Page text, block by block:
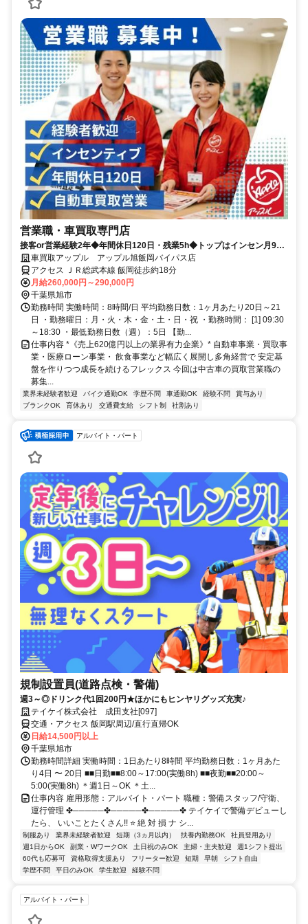
営業職・車買取専門店
接客or営業経験2年◆年間休日120日・残業5h◆トップはインセン月90
万円◆100%反響型◆飛込みテレアポノルマなし
車買取アップル アップル旭飯岡バイパス店
アクセス ＪＲ総武本線 飯岡徒歩約18分
月給260,000円～290,000円
千葉県旭市
勤務時間 実働時間：8時間/日 平均勤務日数：1ヶ月あたり20日～21
日 ・勤務曜日：月・火・木・金・土・日・祝 ・勤務時間： [1] 09:30
～18:30 ・最低勤務日数（週）：5日 【勤...
仕事内容 *《売上620億円以上の業界有力企業》* 自動車事業・買取事
業・医療ローン事業・ 飲食事業など幅広く展開し多角経営で 安定基
盤を作りつつ成長を続けるフレックス 今回は中古車の買取営業職の
募集...
業界未経験者歓迎 バイク通勤OK 学歴不問 車通勤OK 経験不問
賞与あり
ブランクOK
育休あり 交通費支給 シフト制 社割あり
アルバイト・パート
規制設置員(道路点検・警備)
週3～◎ドリンク代1回200円★ほかにもヒンヤリグッズ充実♪
テイケイ株式会社 成田支社[097]
交通・アクセス 飯岡駅周辺/直行直帰OK
日給14,500円以上
千葉県旭市
勤務時間詳細 実働時間：1日あたり8時間 平均勤務日数：1ヶ月あた
り4日 〜 20日 ■■日勤■■8:00～17:00(実働8h) ■■夜勤■■20:00～
5:00(実働8h) ＊週1日～OK ＊土...
仕事内容 雇用形態：アルバイト・パート 職種：警備スタッフ/守衛、
運行管理 ✤─────✤─────✤─────✤ テイケイで警備デビューし
たら、 いいことたくさん!! ⭐ 絶 対 損 ナ シ...
制服あり 業界未経験者歓迎 短期（3ヵ月以内） 扶養内勤務OK
社員登用あり
週1日からOK
副業・WワークOK 土日祝のみOK 主婦・主夫歓迎
週1シフト提出
60代も応募可
資格取得支援あり フリーター歓迎 短期 早朝
シフト自由
学歴不問
平日のみOK 学生歓迎 経験不問
アルバイト・パート